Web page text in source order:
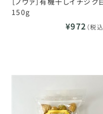
150g
¥972 （税込